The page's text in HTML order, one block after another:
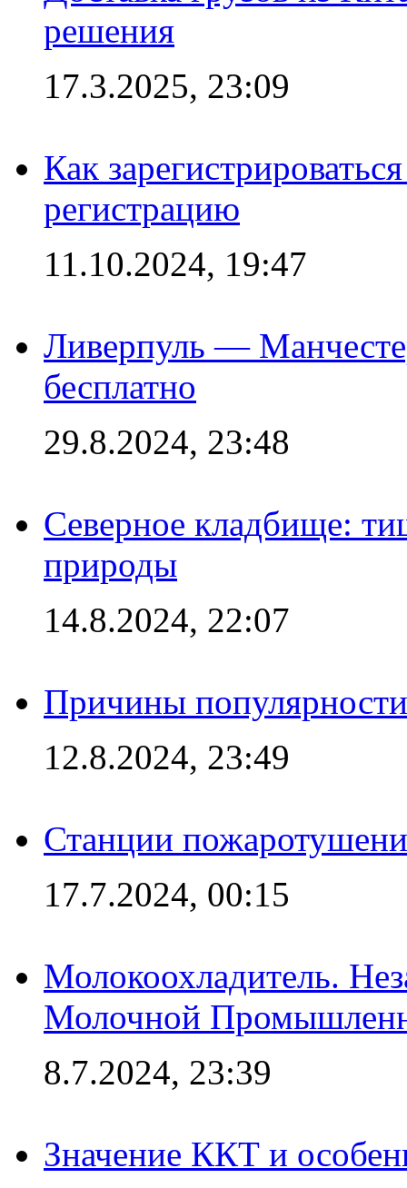
решения
17.3.2025, 23:09
Как
регистрацию
11.10.2024, 19:47
Ливерпуль —
бесплатно
29.8.2024, 23:48
Северное кладбище:
природы
14.8.2024, 22:07
Причины
12.8.2024, 23:49
Станции
17.7.2024, 00:15
Молокоохладитель.
Молочной
8.7.2024, 23:39
Значение ККТ и